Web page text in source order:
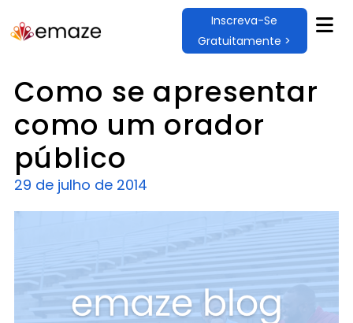
Inscreva-Se
Gratuitamente >
Como se apresentar
como um orador
público
29 de julho de 2014